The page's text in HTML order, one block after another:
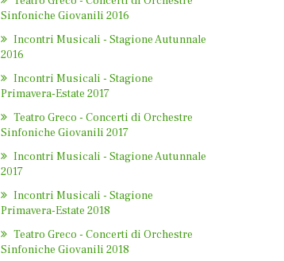
Sinfoniche Giovanili 2016
Incontri Musicali - Stagione Autunnale
2016
Incontri Musicali - Stagione
Primavera-Estate 2017
Teatro Greco - Concerti di Orchestre
Sinfoniche Giovanili 2017
Incontri Musicali - Stagione Autunnale
2017
Incontri Musicali - Stagione
Primavera-Estate 2018
Teatro Greco - Concerti di Orchestre
Sinfoniche Giovanili 2018